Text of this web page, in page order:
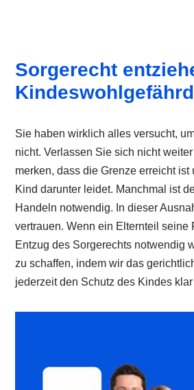
Sorgerecht
Sie haben wirklich alles versucht,
nicht. Verlassen Sie sich nicht
merken, dass die Grenze erreicht
Kind darunter leidet. Manchmal ist
Handeln notwendig. In dieser
vertrauen. Wenn ein Elternteil seine
Entzug des Sorgerechts notwendig
zu schaffen, indem wir das
jederzeit den Schutz des Kindes